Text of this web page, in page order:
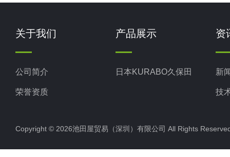
关于我们
公司简介
荣誉资质
产品展示
日本KURABO久保田
资
新
技
Copyright © 2026池田屋贸易（深圳）有限公司 All Rights